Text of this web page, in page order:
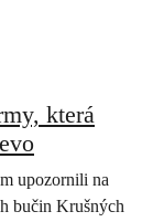
která
upozornili na
bučin Krušných